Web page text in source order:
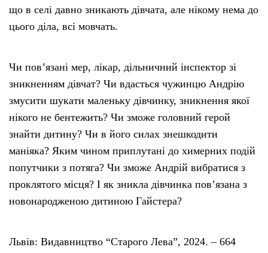
що в селі давно зникають дівчата, але нікому нема до
цього діла, всі мовчать.
Чи пов’язані мер, лікар, дільничний інспектор зі
зникненням дівчат? Чи вдасться чужинцю Андрію
змусити шукати маленьку дівчинку, зникнення якої
нікого не бентежить? Чи зможе головний герой
знайти дитину? Чи в його силах знешкодити
маніяка? Яким чином приплутані до химерних подій
попутчики з потяга? Чи зможе Андрій вибратися з
проклятого місця? І як зникла дівчинка пов’язана з
новонародженою дитиною Гайстера?
Львів: Видавництво “Старого Лева”, 2024. – 664